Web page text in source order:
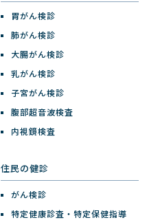
胃がん検診
肺がん検診
大腸がん検診
乳がん検診
子宮がん検診
腹部超音波検査
内視鏡検査
住民の健診
がん検診
特定健康診査・特定保健指導